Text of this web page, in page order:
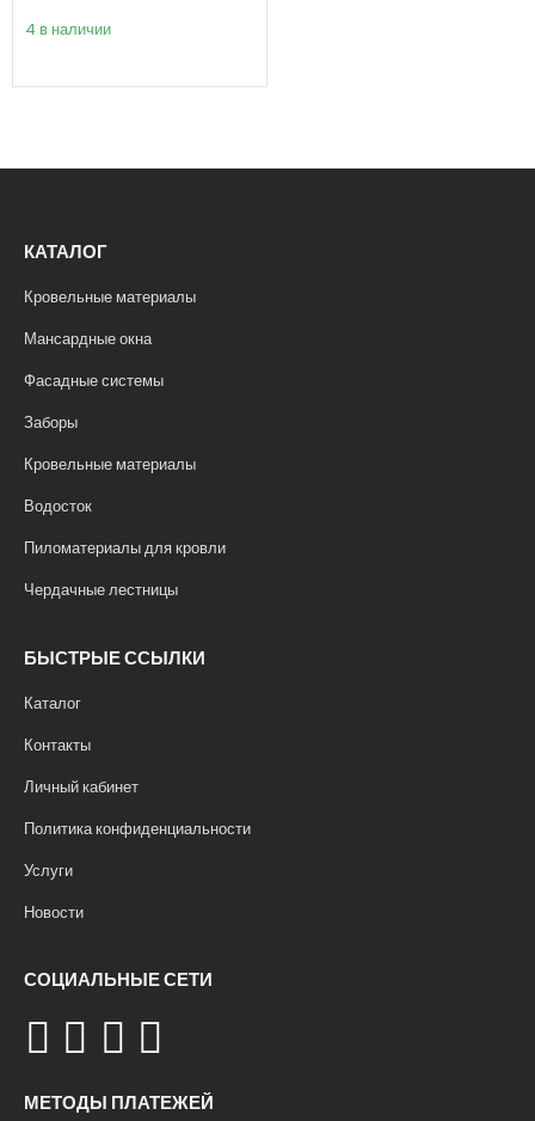
4 в наличии
КАТАЛОГ
Кровельные материалы
Мансардные окна
Фасадные системы
Заборы
Кровельные материалы
Водосток
Пиломатериалы для кровли
Чердачные лестницы
БЫСТРЫЕ ССЫЛКИ
Каталог
Контакты
Личный кабинет
Политика конфиденциальности
Услуги
Новости
СОЦИАЛЬНЫЕ СЕТИ
МЕТОДЫ ПЛАТЕЖЕЙ